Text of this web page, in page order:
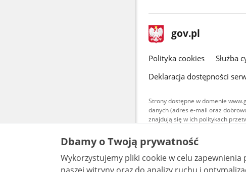
stopka
gov.pl Strona
gov.pl
gov.pl
Polityka cookies Służba
Deklaracja dostępności
Strony dostępne w domenie
danych (adres e-mail oraz
znajdują się w ich politykach
Treści tekstowe
udostępniane na
warunkach 4.0
są udostępniane na
bez utworów
Dbamy o Twoją prywatność
Wykorzystujemy pliki cookie w celu zapewnienia